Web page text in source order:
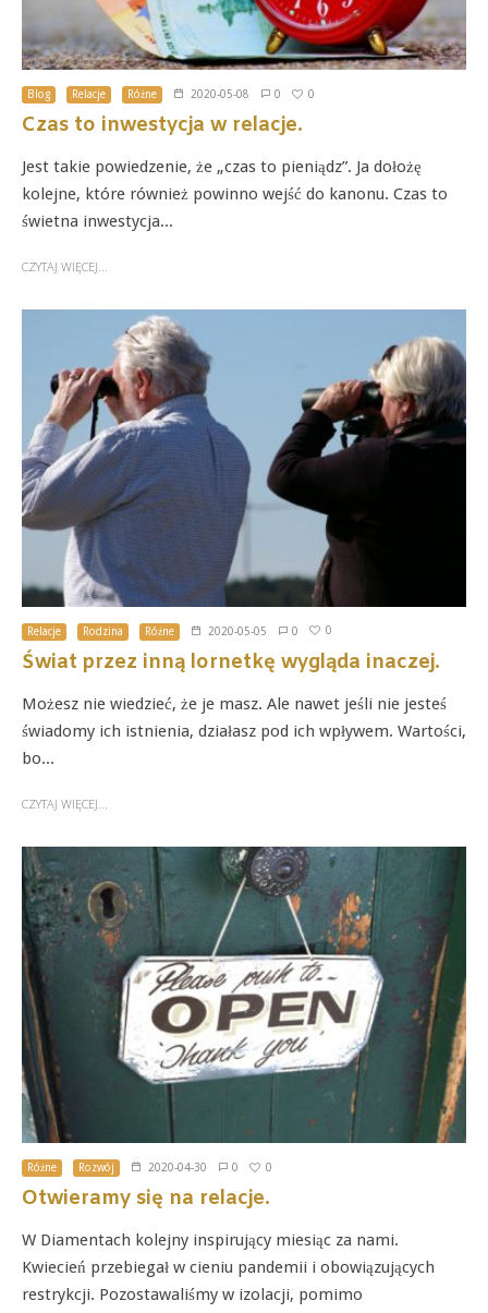
Blog Relacje Różne 2020-05-08 0 0
Czas to inwestycja w relacje.
Jest takie powiedzenie, że „czas to pieniądz”. Ja dołożę
kolejne, które również powinno wejść do kanonu. Czas to
świetna inwestycja...
CZYTAJ WIĘCEJ...
Relacje Rodzina Różne 2020-05-05 0 0
Świat przez inną lornetkę wygląda inaczej.
Możesz nie wiedzieć, że je masz. Ale nawet jeśli nie jesteś
świadomy ich istnienia, działasz pod ich wpływem. Wartości,
bo...
CZYTAJ WIĘCEJ...
Różne Rozwój 2020-04-30 0 0
Otwieramy się na relacje.
W Diamentach kolejny inspirujący miesiąc za nami.
Kwiecień przebiegał w cieniu pandemii i obowiązujących
restrykcji. Pozostawaliśmy w izolacji, pomimo